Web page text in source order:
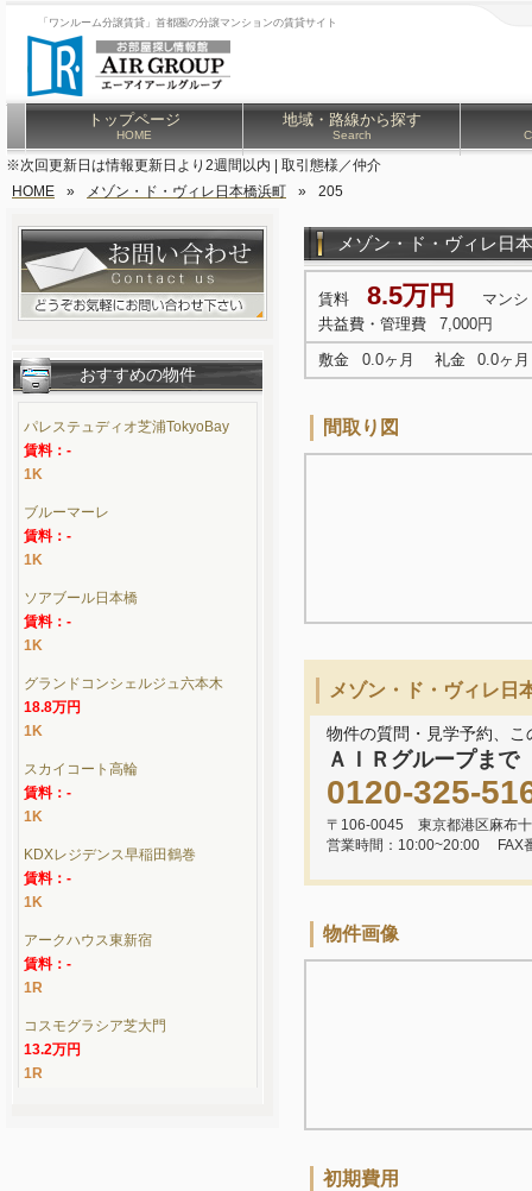
「ワンルーム分譲賃貸」首都圏の分譲マンションの賃貸サイト
トップページ
HOME
地域・路線から探す
Search
※次回更新日は情報更新日より2週間以内 | 取引態様／仲介
HOME
» メゾン・ド・ヴィレ日本橋浜町 » 205
メゾン・ド・ヴィレ日
賃料 8.5万円
マン
共益費・管理費
7,000円
敷金
0.0ヶ月 礼金 0.0ヶ月
間取り図
メゾン・ド・ヴィレ日
物件の質問・見学予約、
ＡＩＲグループまで
0120-325-
〒106-0045 東京都港区麻布
営業時間：10:00~20:00
FAX
物件画像
初期費用
おすすめの物件
パレステュディオ芝浦TokyoBay
賃料：-
1K
ブルーマーレ
賃料：-
1K
ソアブール日本橋
賃料：-
1K
グランドコンシェルジュ六本木
18.8万円
1K
スカイコート高輪
賃料：-
1K
KDXレジデンス早稲田鶴巻
賃料：-
1K
アークハウス東新宿
賃料：-
1R
コスモグラシア芝大門
13.2万円
1R